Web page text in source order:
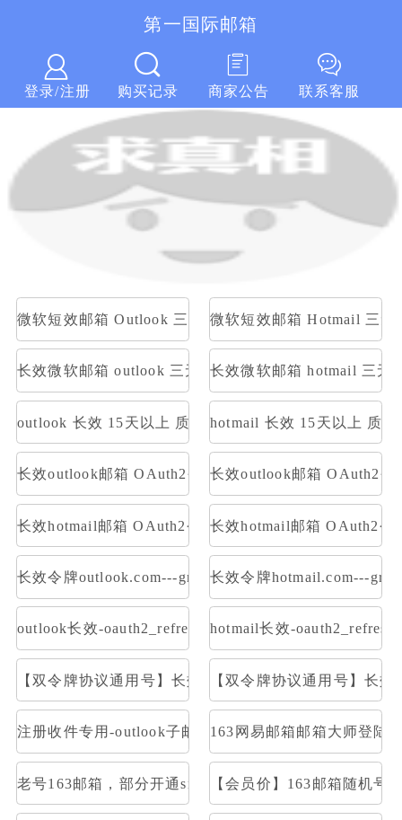
第一国际邮箱
登录/注册 购买记录 商家公告 联系客服
微软短效邮箱 Outlook 三无随机账号 随机密码
微软短效邮箱 Hotmail 三无
长效微软邮箱 outlook 三无随机账号 随机密码
长效微软邮箱 hotmail 三无
outlook 长效 15天以上 质保一周内首登hotmail 长效 15天以上 质
长效outlook邮箱 OAuth2令牌号【已触发7天】 支持
长效outlook邮箱 OAuth2令
长效hotmail邮箱 OAuth2令牌号【已触发7天】 支持
长效hotmail邮箱 OAuth2令
长效令牌outlook.com---graph取件长效令牌hotmail.com---
outlook长效-oauth2_refresh_token号 令牌号 邮件获取
hotmail长效-
【双令牌协议通用号】长效Outlook邮箱 支持Graph令牌
【双令牌协议通用号】长
注册收件专用-outlook子邮箱-OAuth2令牌号imap pop或
163网易邮箱邮箱大师登陆
老号163邮箱，部分开通smtp和pop【会员价】163邮箱随机号